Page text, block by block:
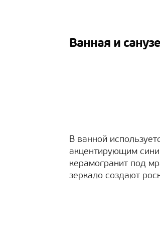
Ванная и
В ванной
акцентирующим
керамогранит под
зеркало создают